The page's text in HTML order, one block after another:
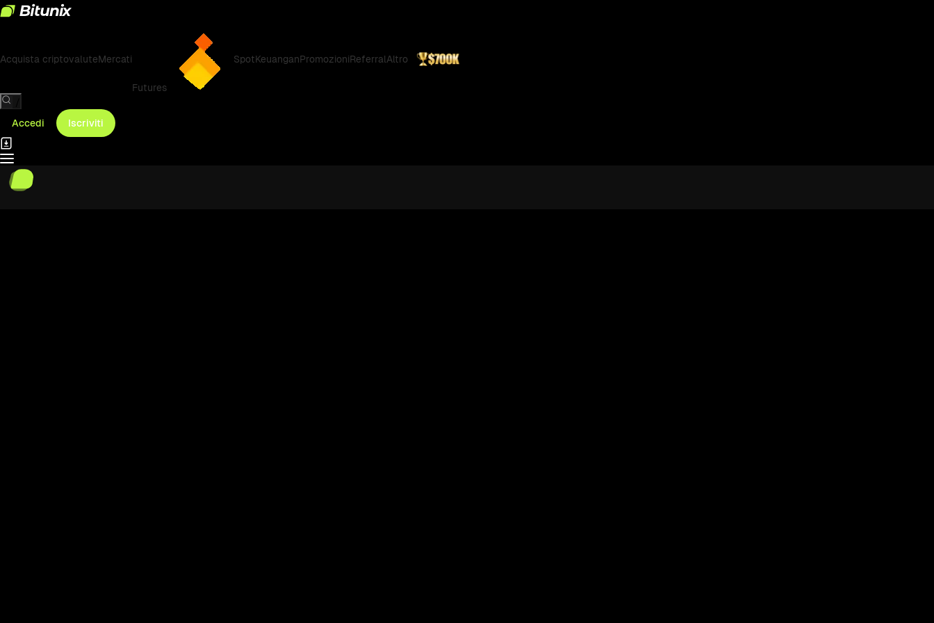
Acquista criptovaluteMercati
Futures
SpotKeuanganPromozioniReferralAltro
Accedi
Iscriviti